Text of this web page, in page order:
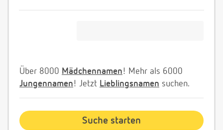
Über 8000 Mädchennamen! Mehr als 6000
Jungennamen! Jetzt Lieblingsnamen suchen.